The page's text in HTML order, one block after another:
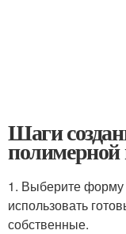
Шаги
1. Выберите
использовать
собственные.